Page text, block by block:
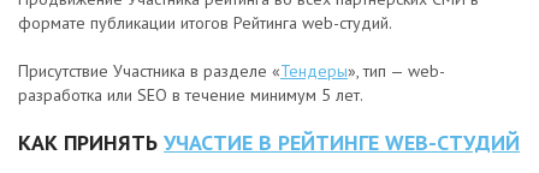
формате публикации итогов Рейтинга web-студий.
Присутствие Участника в разделе «Тендеры», тип — web-
разработка или SEO в течение минимум 5 лет.
КАК ПРИНЯТЬ УЧАСТИЕ В РЕЙТИНГЕ WEB-СТУДИЙ